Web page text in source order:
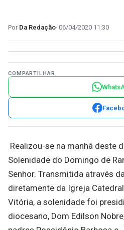
Da Redação 06/04/2020 11:30
COMPARTILHAR
Realizou-se na manhã deste
Solenidade do Domingo de
Senhor. Transmitida através
diretamente da Igreja
Vitória, a solenidade foi
diocesano, Dom Edilson